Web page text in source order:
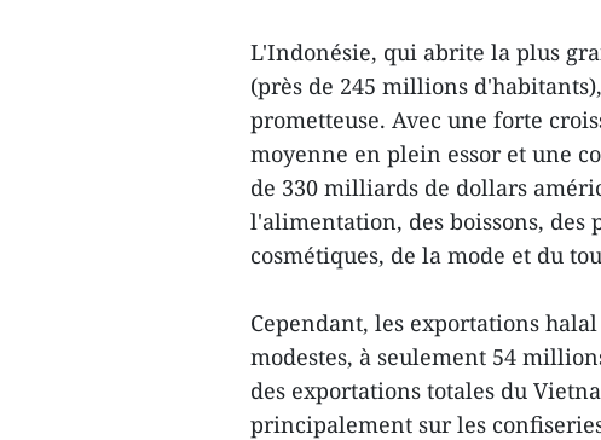
L'Indonésie, qui abrite la plus
(près de 245 millions
prometteuse. Avec une forte
moyenne en plein essor et une
de 330 milliards de dollars
l'alimentation, des boissons, des
cosmétiques, de la mode et du
Cependant, les exportations
modestes, à seulement 54
des exportations totales du
principalement sur les